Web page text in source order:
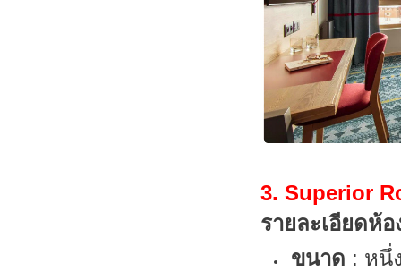
3. Superior
รายละเอียดห้อ
ขนาด : หนึ่